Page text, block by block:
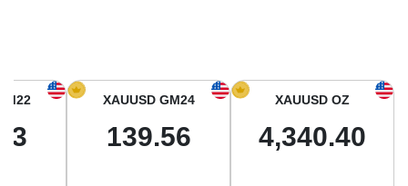
أسعار الذهب في أمريكا الجنوبية
XAUUSD OZ
4,340.40
XAUUSD GM24
139.56